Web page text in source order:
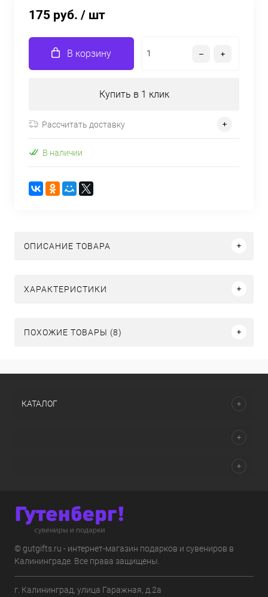
175 руб. / шт
В корзину
Купить в 1 клик
Рассчитать доставку
В наличии
ОПИСАНИЕ ТОВАРА
ХАРАКТЕРИСТИКИ
ПОХОЖИЕ ТОВАРЫ (8)
КАТАЛОГ
© gutgifts.ru - интернет-магазин подарков и сувениров в
Калининграде. Все права защищены.
г. Калининград, улица Гаражная, д.2а